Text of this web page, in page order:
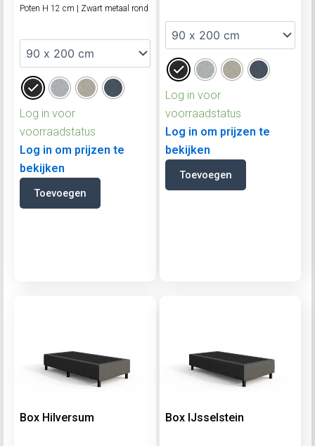
Poten H 12 cm | Zwart metaal rond
Log in voor
voorraadstatus
Log in om prijzen te
bekijken
Toevoegen
Log in voor
voorraadstatus
Log in om prijzen te
bekijken
Toevoegen
Box Hilversum Box IJsselstein